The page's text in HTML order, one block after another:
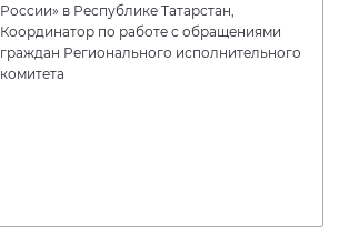
России» в Республике Татарстан,
Координатор по работе с обращениями
граждан Регионального исполнительного
комитета